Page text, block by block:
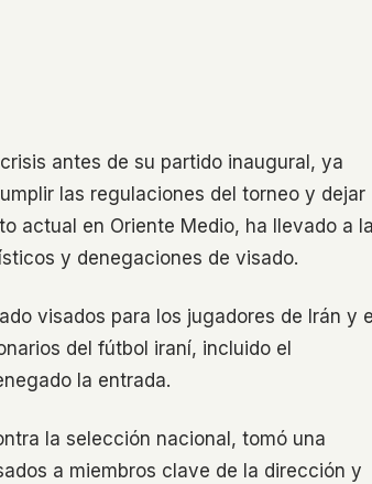
antes de su partido inaugural, ya
las regulaciones del torneo y dejar
actual en Oriente Medio, ha llevado a
y denegaciones de visado.
visados para los jugadores de Irán y
del fútbol iraní, incluido el
la entrada.
la selección nacional, tomó una
a miembros clave de la dirección y